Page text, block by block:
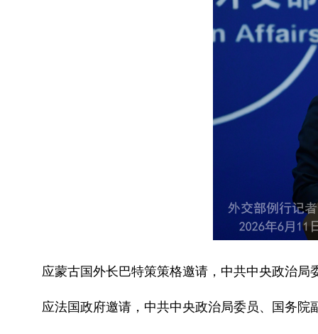
应蒙古国外长巴特策策格邀请，中共中央政治局
应法国政府邀请，中共中央政治局委员、国务院